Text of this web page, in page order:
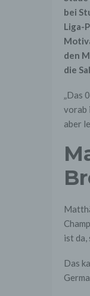
bei
Liga-
den
die
„Das
vorab
aber
ist da,
Das